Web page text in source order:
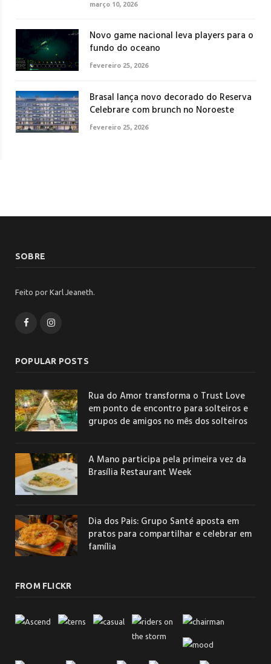
março 10, 2026
Novo game nacional leva players para o
fundo do oceano
fevereiro 25, 2026
Brasal lança novo decorado do Reserva
Celebrare com brunch no Noroeste
fevereiro 25, 2026
SOBRE
Feito por Karl Jeaneth.
FacebookInstagram
POPULAR POSTS
Rua do Amor transforma o Trust Love
em ponto de encontro para solteiros e
grupos de amigos no mês dos solteiros
A Mano participa pela primeira vez da
Brasília Restaurant Week
Dia dos Pais: Grupo Santé aposta em
pratos para compartilhar e celebrar em
família
FROM FLICKR